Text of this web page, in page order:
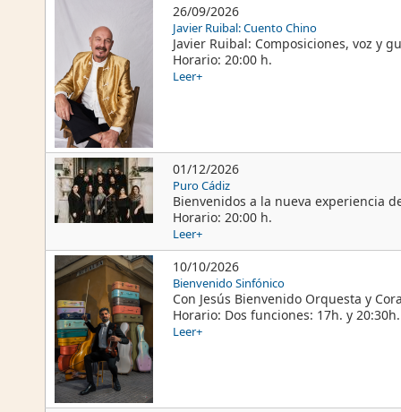
26/09/2026
Javier Ruibal: Cuento Chino
Javier Ruibal: Composiciones, voz y
Horario: 20:00 h.
Leer+
01/12/2026
Puro Cádiz
Bienvenidos a la nueva experiencia
Horario: 20:00 h.
Leer+
10/10/2026
Bienvenido Sinfónico
Con Jesús Bienvenido Orquesta y
Horario: Dos funciones: 17h. y 20:30h.
Leer+